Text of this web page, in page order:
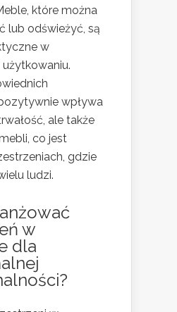
które można
lub odświeżyć, są
w
wpływa
ale także
co jest
gdzie
ludzi.
w
dla